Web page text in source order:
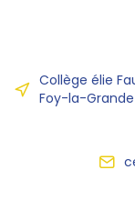
Collège élie
Foy-la-Grande